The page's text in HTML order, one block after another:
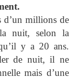
d’un millions de
la nuit, selon la
y a 20 ans.
de nuit, il ne
mais d’une